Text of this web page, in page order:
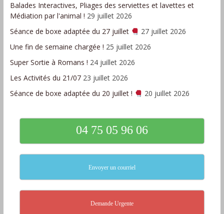
Balades Interactives, Pliages des serviettes et lavettes et
Médiation par l'animal ! 29 juillet 2026
Séance de boxe adaptée du 27 juillet
27 juillet 2026
Une fin de semaine chargée ! 25 juillet 2026
Super Sortie à Romans ! 24 juillet 2026
Les Activités du 21/07 23 juillet 2026
Séance de boxe adaptée du 20 juillet !
20 juillet 2026
04 75 05 96 06
Envoyer un courriel
Demande Urgente